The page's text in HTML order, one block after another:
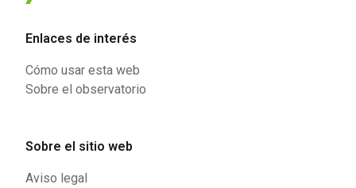
Enlaces de interés
Cómo usar esta web
Sobre el observatorio
Sobre el sitio web
Aviso legal